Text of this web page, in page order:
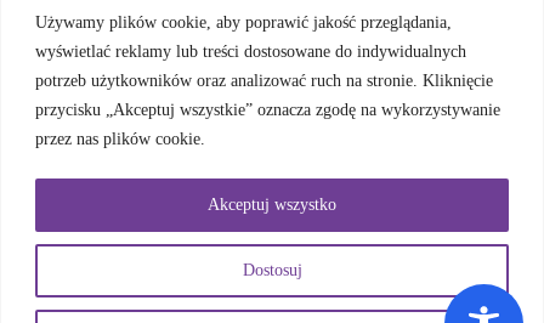
Używamy plików cookie, aby poprawić jakość przeglądania,
wyświetlać reklamy lub treści dostosowane do indywidualnych
potrzeb użytkowników oraz analizować ruch na stronie. Kliknięcie
przycisku „Akceptuj wszystkie” oznacza zgodę na wykorzystywanie
przez nas plików cookie.
Dostosuj
Akceptuj wszystko
sylwiam72@wp.pl
Nasi podopieczni
Wesprzyj nas
Kontakt